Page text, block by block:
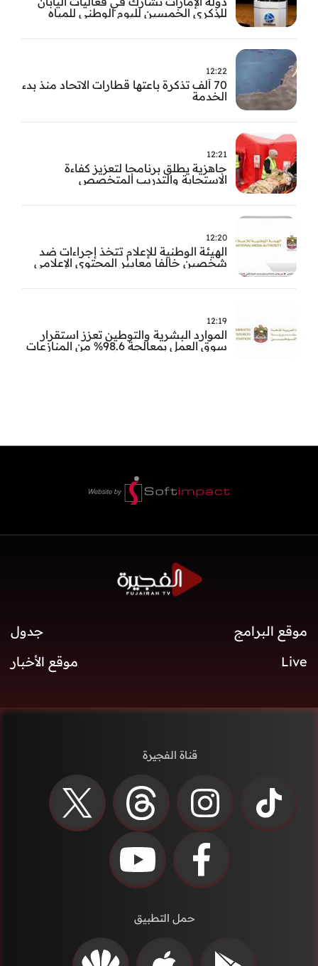
للذكرى الخمسين لليوم الوطني للمياه
12:22
70 ألف تذكرة باعتها قطارات الاتحاد منذ بدء
الخدمة
12:21
جاهزية يطلق برنامجا لتعزيز كفاءة
الاستجابة والتدريب المتخصص
12:20
الهيئة الوطنية للإعلام تتخذ إجراءات ضد
شخصين خالفا معايير المحتوى الإعلامي
12:19
الموارد البشرية والتوطين تعزز استقرار
سوق العمل بمعالجة 98.6% من المنازعات
موقع البرامج
جدول
Live
موقع الأخبار
قناة الفجيرة
حمل التطبيق